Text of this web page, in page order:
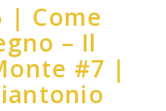
| Come
– Il
#7 |